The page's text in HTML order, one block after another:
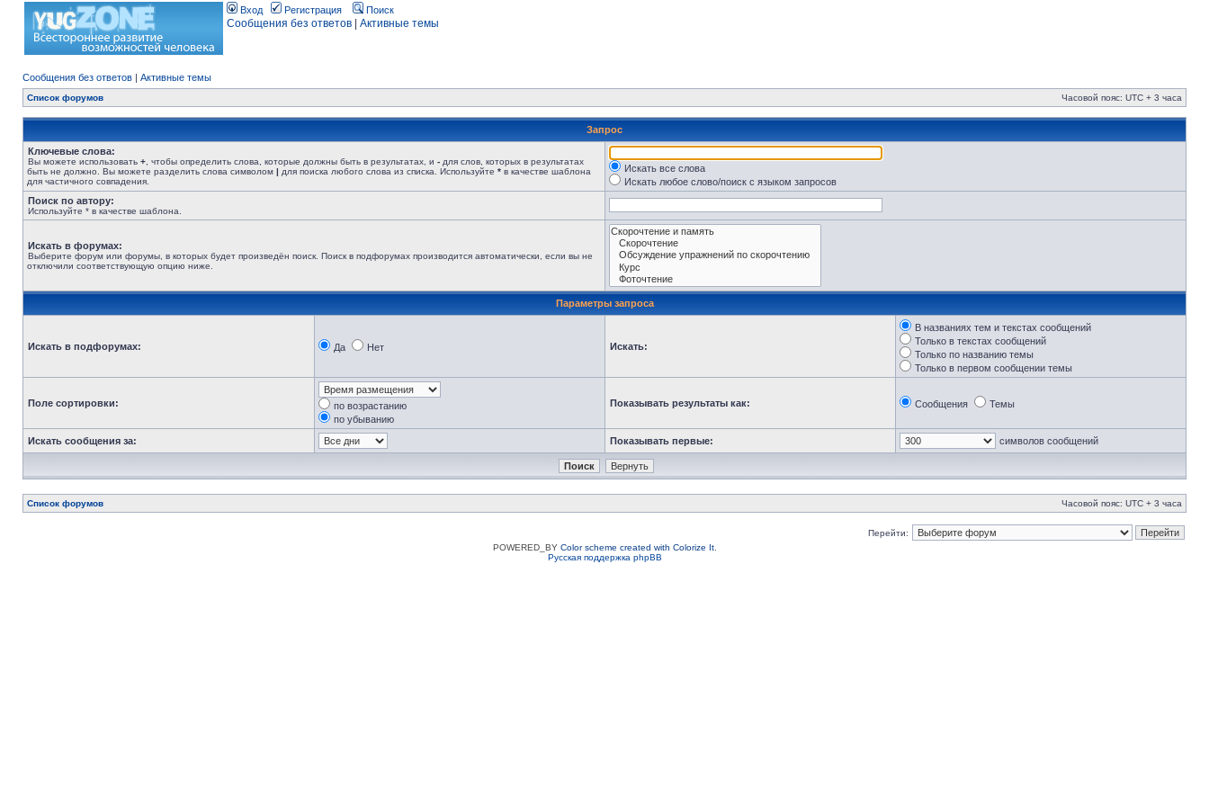
Вход Регистрация Поиск
Сообщения без ответов Активные темы
Сообщения без ответов | Активные темы
Список форумов Часовой пояс: UTC + 3 часа
Запрос
Ключевые слова:
Вы можете использовать + , чтобы определить слова, которые должны быть в результатах, и - для слов, которых в результатах
быть не должно. Вы можете разделить слова символом | для поиска любого слова из списка. Используйте * в качестве шаблона
для частичного совпадения.
Искать все слова
Искать любое слово/поиск с языком запросов
Поиск по автору:
Используйте * в качестве шаблона.
Искать в форумах:
Выберите форум или форумы, в которых будет произведён поиск. Поиск в подфорумах производится автоматически, если вы не
отключили соответствующую опцию ниже.
Параметры запроса
Искать в подфорумах: Да Нет Искать:
В названиях тем и текстах сообщений
Только в текстах сообщений
Только по названию темы
Только в первом сообщении темы
Поле сортировки:
по возрастанию
по убыванию
Показывать результаты как: Сообщения Темы
Искать сообщения за: Показывать первые: символов сообщений
Список форумов Часовой пояс: UTC + 3 часа
Перейти:
POWERED_BY Color scheme created with Colorize It.
Русская поддержка phpBB